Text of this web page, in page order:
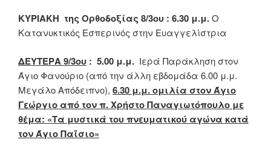
ΚΥΡΙΑΚΗ της Ορθοδοξίας 8/3ου : 6.30 μ.μ.Ο
Κατανυκτικός Εσπερινός στην Ευαγγελίστρια
ΔΕΥΤΕΡΑ 9/3ου : 5.00 μ.μ. Ιερά Παράκληση στον
Άγιο Φανούριο (από την άλλη εβδομάδα 6.00 μ.μ.
Μεγάλο Απόδειπνο), 6.30 μ.μ. ομιλία στον Άγιο
Γεώργιο από τον π. Χρήστο Παναγιωτόπουλο με
θέμα: «Τα μυστικά του πνευματικού αγώνα κατά
τον Άγιο Παΐσιο»